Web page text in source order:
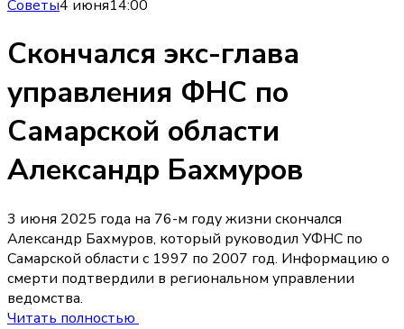
Советы4 июня14:00
Скончался экс-глава
управления ФНС по
Самарской области
Александр Бахмуров
3 июня 2025 года на 76-м году жизни скончался
Александр Бахмуров, который руководил УФНС по
Самарской области с 1997 по 2007 год. Информацию о
смерти подтвердили в региональном управлении
ведомства.
Читать полностью